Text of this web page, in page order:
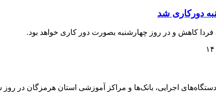
دورکاری شد
کاهش و در روز چهارشنبه بصورت دور کاری خواهد بود.
بانک‌ها و مراکز آموزشی استان هرمزگان در روز سه‌شنبه ۲۳ و چهارشنبه ۲۴